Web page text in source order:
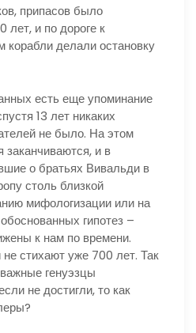
припасов было
лет, и по дороге к
корабли делали остановку
есть еще упоминание
13 лет никаких
не было. На этом
заканчиваются, и в
о братьях Вивальди в
столь близкой
мифологизации или на
гипотез –
к нам по времени.
стихают уже 700 лет. Так
генуэзцы
не достигли, то как